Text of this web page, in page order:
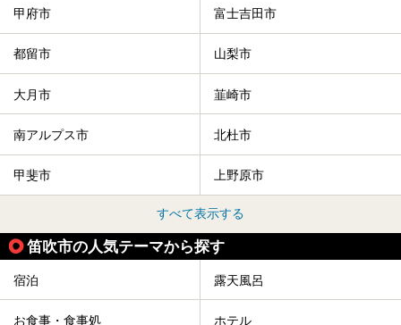
甲府市 富士吉田市
都留市 山梨市
大月市 韮崎市
南アルプス市 北杜市
甲斐市 上野原市
すべて表示する
笛吹市の人気テーマから探す
宿泊 露天風呂
お食事・食事処 ホテル